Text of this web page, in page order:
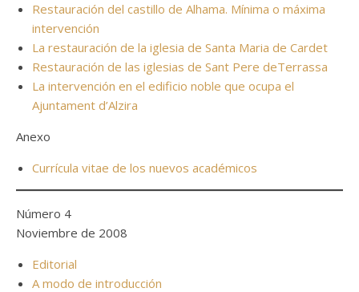
Restauración del castillo de Alhama. Mínima o máxima
intervención
La restauración de la iglesia de Santa Maria de Cardet
Restauración de las iglesias de Sant Pere deTerrassa
La intervención en el edificio noble que ocupa el
Ajuntament d’Alzira
Anexo
Currícula vitae de los nuevos académicos
Número 4
Noviembre de 2008
Editorial
A modo de introducción